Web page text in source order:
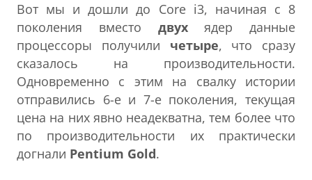
Вот мы и дошли до Core i3, начиная с 8
поколения вместо двухядер данные
процессоры получили четыре, что сразу
сказалось на производительности.
Одновременно с этим на свалку истории
отправились 6-е и 7-е поколения, текущая
цена на них явно неадекватна, тем более что
по производительности их практически
догнали Pentium Gold.